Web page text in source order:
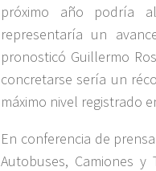
próximo año podría
representaría un
pronosticó Guillermo
concretarse sería un
máximo nivel registrado
En conferencia de
Autobuses, Camiones